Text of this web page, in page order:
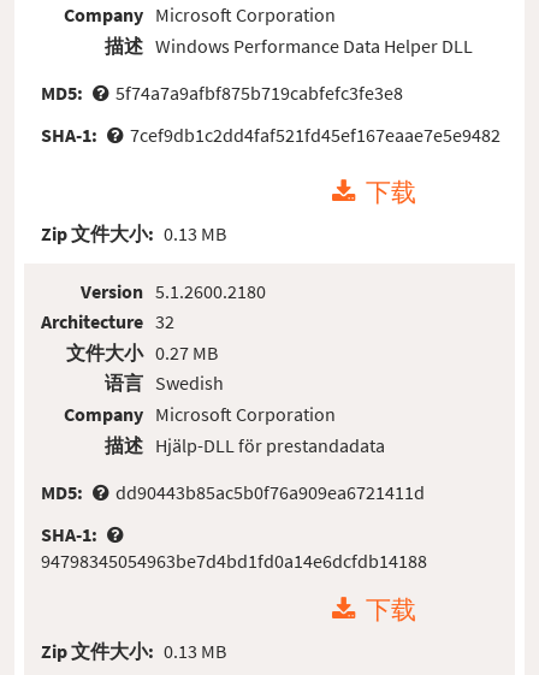
Company
描述
Microsoft Corporation
Windows Performance Data Helper DLL
MD5:
5f74a7a9afbf875b719cabfefc3fe3e8
SHA-1:
7cef9db1c2dd4faf521fd45ef167eaae7e5e9482
下载
Zip 文件大小: 0.13 MB
Version
Architecture
文件大小
语言
Company
描述
5.1.2600.2180
32
0.27 MB
Swedish
Microsoft Corporation
Hjälp-DLL för prestandadata
MD5:
dd90443b85ac5b0f76a909ea6721411d
SHA-1:
94798345054963be7d4bd1fd0a14e6dcfdb14188
下载
Zip 文件大小: 0.13 MB